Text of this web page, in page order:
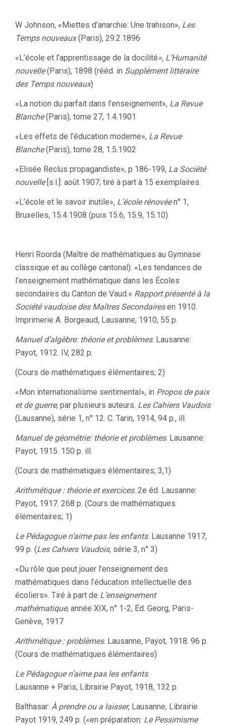
W Johnson, «Miettes d’anarchie: Une trahison», Les
Temps nouveaux(Paris), 29.2.1896
«L’école et l’apprentissage de la docilité», L’Humanité
nouvelle(Paris), 1898 (rééd. in Supplément littéraire
des Temps nouveaux)
«La notion du parfait dans l’enseignement», La Revue
Blanche(Paris), tome 27, 1.4.1901
«Les effets de l’éducation moderne», La Revue
Blanche(Paris), tome 28, 1.5.1902
«Elisée Reclus propagandiste», p 186-199, La Société
nouvelle[s.l.]: août 1907; tiré à part à 15 exemplaires.
«L’école et le savoir inutile», L’école rénovéen° 1,
Bruxelles, 15.4.1908 (puis 15.6, 15.9, 15.10)
Henri Roorda (Maître de mathématiques au Gymnase
classique et au collège cantonal): «Les tendances de
l’enseignement mathématique dans les Écoles
secondaires du Canton de Vaud.» Rapport présenté à la
Société vaudoise des Maîtres Secondairesen 1910.
Imprimerie A. Borgeaud, Lausanne, 1910, 55 p.
Manuel d’algèbre: théorie et problèmes. Lausanne:
Payot, 1912. IV, 282 p.
(Cours de mathématiques élémentaires; 2)
«Mon internationalisme sentimental», in Propos de paix
et de guerre, par plusieurs auteurs. Les Cahiers Vaudois
(Lausanne), série 1, n° 12. C. Tarin, 1914, 94 p., ill.
Manuel de géométrie: théorie et problèmes. Lausanne:
Payot, 1915. 150 p. ill.
(Cours de mathématiques élémentaires; 3,1)
Arithmétique : théorie et exercices. 2e éd. Lausanne:
Payot, 1917. 268 p. (Cours de mathématiques
élémentaires; 1)
Le Pédagogue n’aime pas les enfants. Lausanne 1917,
99 p. (Les Cahiers Vaudois, série 3, n° 3)
«Du rôle que peut jouer l’enseignement des
mathématiques dans l’éducation intellectuelle des
écoliers». Tiré à part de L’enseignement
mathématique, année XIX, n° 1-2, Éd. Georg, Paris-
Genève, 1917
Arithmétique : problèmes. Lausanne, Payot, 1918. 96 p.
(Cours de mathématiques élémentaires)
Le Pédagogue n’aime pas les enfants.
Lausanne + Paris, Librairie Payot, 1918, 132 p.
Balthasar: À prendre ou a laisser, Lausanne, Librairie
Payot 1919, 249 p. («en préparation: Le Pessimisme